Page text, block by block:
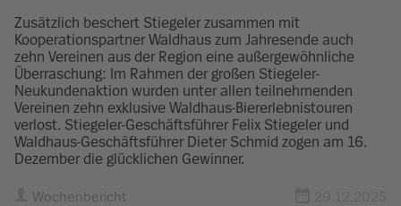
Zusätzlich beschert Stiegeler zusammen mit
Kooperationspartner Waldhaus zum Jahresende auch
zehn Vereinen aus der Region eine außergewöhnliche
Überraschung: Im Rahmen der großen Stiegeler-
Neukundenaktion wurden unter allen teilnehmenden
Vereinen zehn exklusive Waldhaus-Biererlebnistouren
verlost. Stiegeler-Geschäftsführer Felix Stiegeler und
Waldhaus-Geschäftsführer Dieter Schmid zogen am 16.
Dezember die glücklichen Gewinner.
Wochenbericht